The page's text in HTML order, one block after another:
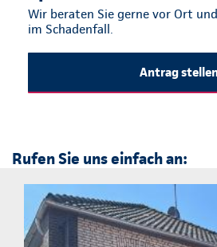
Wir beraten Sie gerne vor Ort
im Schadenfall.
Antrag
Rufen Sie uns einfach an: